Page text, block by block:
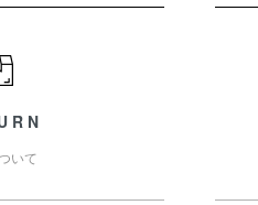
いて